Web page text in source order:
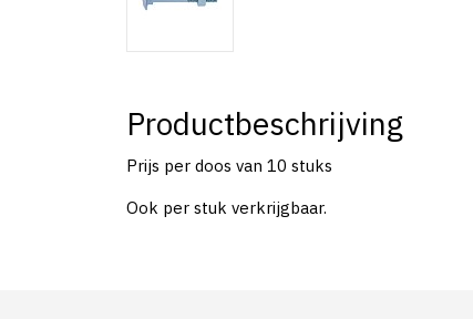
Productbeschrijving
Prijs per doos van 10 stuks
Ook per stuk verkrijgbaar.